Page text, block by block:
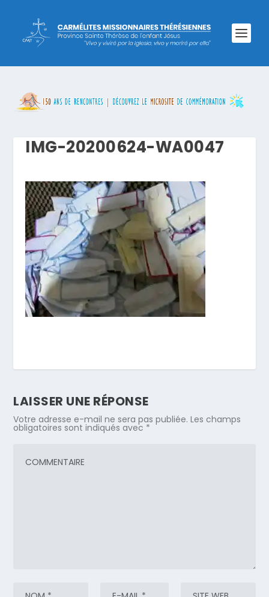
IMG-20200624-WA0047
LAISSER UNE RÉPONSE
Votre adresse e-mail ne sera pas publiée. Les champs
obligatoires sont indiqués avec *